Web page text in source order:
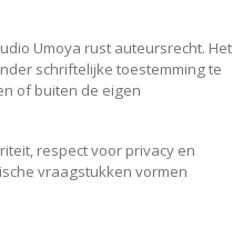
Umoya rust auteursrecht. Het
schriftelijke toestemming te
of buiten de eigen
respect voor privacy en
vraagstukken vormen